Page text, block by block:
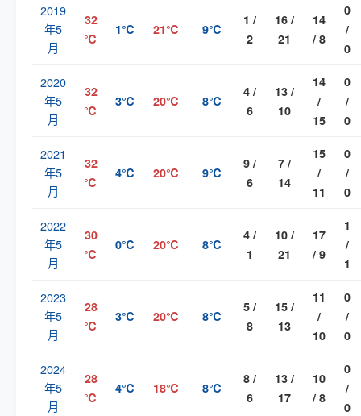
2019
年5
月
32
℃
1℃ 21℃ 9℃
1 /
2
16 /
21
14
/ 8
0
/
0
2020
年5
月
32
℃
3℃ 20℃ 8℃
4 /
6
13 /
10
14
/
15
0
/
0
2021
年5
月
32
℃
4℃ 20℃ 9℃
9 /
6
7 /
14
15
/
11
0
/
0
2022
年5
月
30
℃
0℃ 20℃ 8℃
4 /
1
10 /
21
17
/ 9
1
/
1
2023
年5
月
28
℃
3℃ 20℃ 8℃
5 /
8
15 /
13
11
/
10
0
/
0
2024
年5
月
28
℃
4℃ 18℃ 8℃
8 /
6
13 /
17
10
/ 8
0
/
0